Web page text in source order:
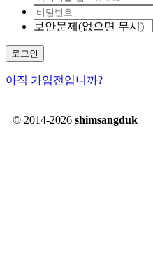
보안문제(없으면 무시)
로그인
아직 가입전입니까?
© 2014-2026 shimsangduk